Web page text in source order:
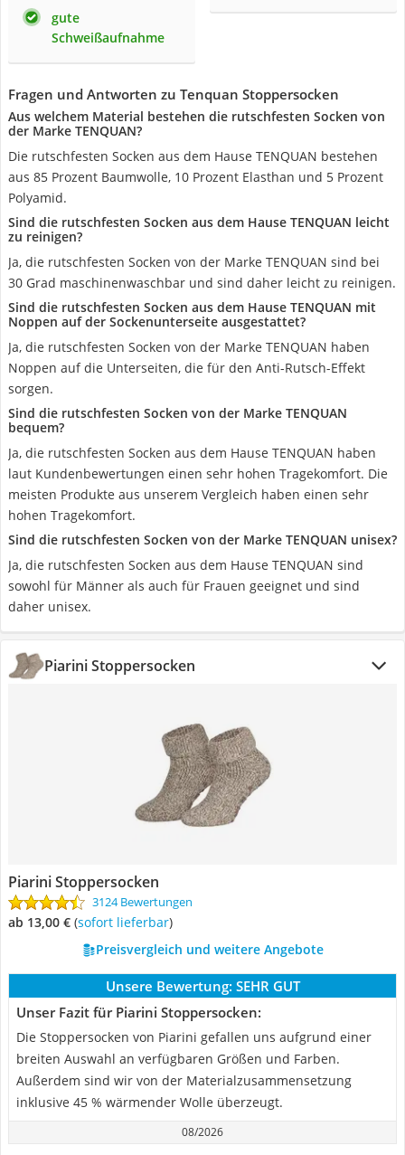
gute
Schweißaufnahme
Fragen und Antworten zu Tenquan Stoppersocken
Aus welchem Material bestehen die rutschfesten Socken von
der Marke TENQUAN?
Die rutschfesten Socken aus dem Hause TENQUAN bestehen
aus 85 Prozent Baumwolle, 10 Prozent Elasthan und 5 Prozent
Polyamid.
Sind die rutschfesten Socken aus dem Hause TENQUAN leicht
zu reinigen?
Ja, die rutschfesten Socken von der Marke TENQUAN sind bei
30 Grad maschinenwaschbar und sind daher leicht zu reinigen.
Sind die rutschfesten Socken aus dem Hause TENQUAN mit
Noppen auf der Sockenunterseite ausgestattet?
Ja, die rutschfesten Socken von der Marke TENQUAN haben
Noppen auf die Unterseiten, die für den Anti-Rutsch-Effekt
sorgen.
Sind die rutschfesten Socken von der Marke TENQUAN
bequem?
Ja, die rutschfesten Socken aus dem Hause TENQUAN haben
laut Kundenbewertungen einen sehr hohen Tragekomfort. Die
meisten Produkte aus unserem Vergleich haben einen sehr
hohen Tragekomfort.
Sind die rutschfesten Socken von der Marke TENQUAN unisex?
Ja, die rutschfesten Socken aus dem Hause TENQUAN sind
sowohl für Männer als auch für Frauen geeignet und sind
daher unisex.
Piarini Stoppersocken
Piarini Stoppersocken
3124 Bewertungen
ab 13,00 € ( Sofort lieferbar)
Preisvergleich und weitere Angebote
Unsere Bewertung: SEHR GUT
Unser Fazit für Piarini Stoppersocken:
Die Stoppersocken von Piarini gefallen uns aufgrund einer
breiten Auswahl an verfügbaren Größen und Farben.
Außerdem sind wir von der Materialzusammensetzung
inklusive 45 % wärmender Wolle überzeugt.
08/2026